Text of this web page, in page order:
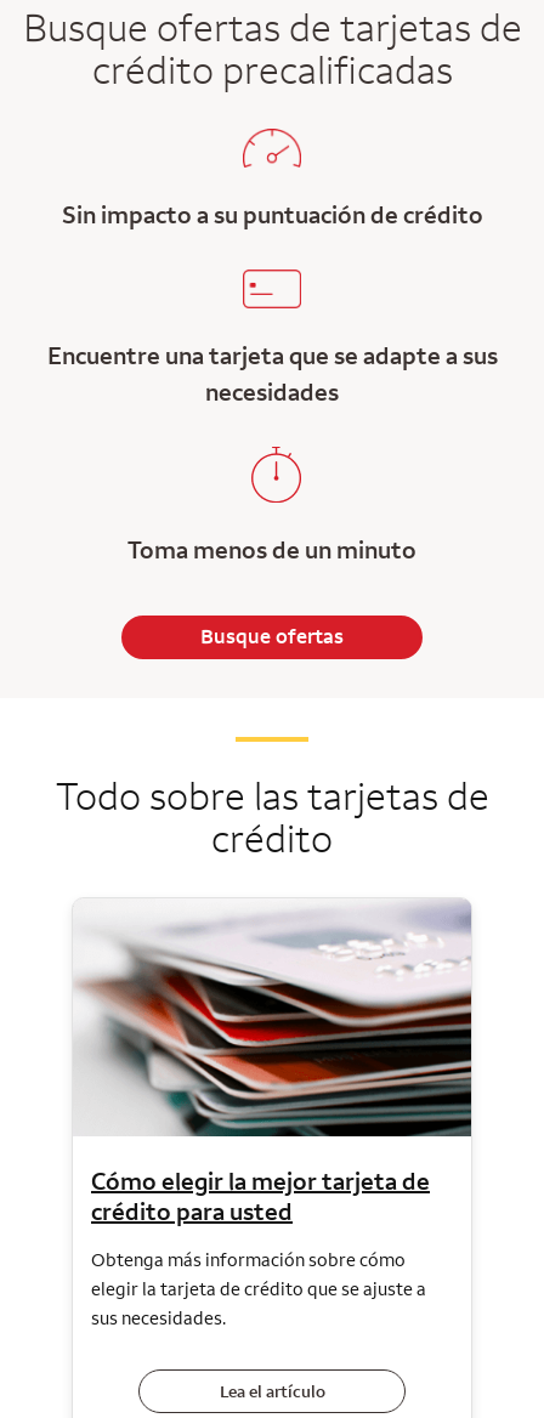
Busque ofertas de tarjetas de
crédito precalificadas
Sin impacto a su puntuación de crédito
Encuentre una tarjeta que se adapte a sus
necesidades
Toma menos de un minuto
Busque ofertas
Todo sobre las tarjetas de
crédito
Cómo elegir la mejor tarjeta de
crédito para usted
Obtenga más información sobre cómo
elegir la tarjeta de crédito que se ajuste a
sus necesidades.
Lea el artículo